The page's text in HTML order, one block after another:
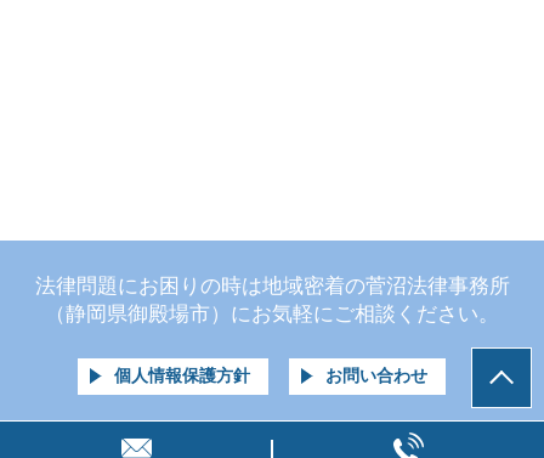
法律問題にお困りの時は地域密着の菅沼法律事務所
（静岡県御殿場市）にお気軽にご相談ください。
個人情報保護方針 お問い合わせ